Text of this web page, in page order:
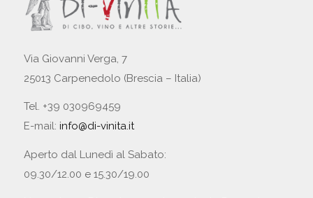
Via Giovanni Verga, 7
25013 Carpenedolo (Brescia – Italia)
Tel. +39 030969459
E-mail: info@di-vinita.it
Aperto dal Lunedì al Sabato:
09.30/12.00 e 15.30/19.00